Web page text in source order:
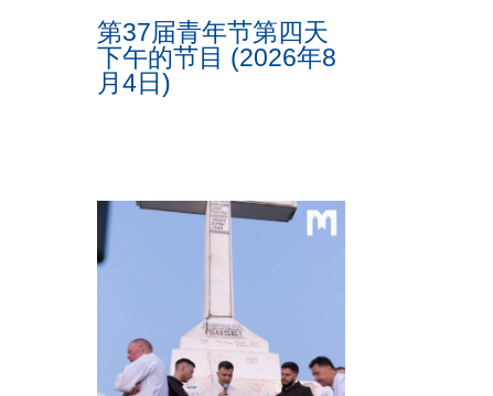
第37届青年节第四天
下午的节目 (2026年8
月4日)